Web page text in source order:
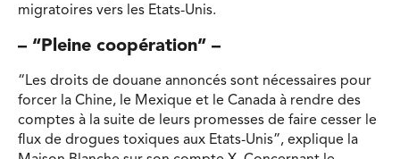
migratoires vers les Etats-Unis.
– “Pleine coopération” –
“Les droits de douane annoncés sont nécessaires pour
forcer la Chine, le Mexique et le Canada à rendre des
comptes à la suite de leurs promesses de faire cesser le
flux de drogues toxiques aux Etats-Unis”, explique la